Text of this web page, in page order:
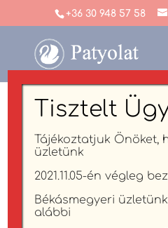
+36 30 948 57 58
PATYOLAT
vagy email-ben!
Tisztelt
Tájékoztatjuk Önöket,
üzletünk
2021.11.05-én végleg
Békásmegyeri
alábbi